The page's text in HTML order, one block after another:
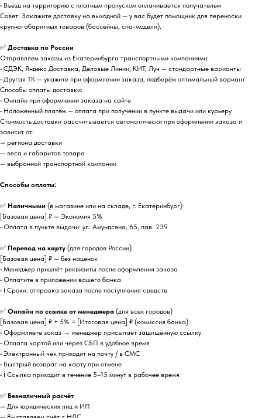
• Въезд на территорию с платным пропуском оплачивается получателем
Совет: Закажите доставку на выходной — у вас будет помощник для переноски
крупногабаритных товаров (бассейны, спа-модели).
✅ Доставка по России
Отправляем заказы из Екатеринбурга транспортными компаниями:
• СДЭК, Яндекс Доставка, Деловые Линии, КИТ, Луч — стандартные варианты
• Другая ТК — укажите при оформлении заказа, подберём оптимальный вариант
Способы оплаты доставки:
• Онлайн при оформлении заказа на сайте
• Наложенный платёж — оплата при получении в пункте выдачи или курьеру
Стоимость доставки рассчитывается автоматически при оформлении заказа и
зависит от:
— региона доставки
— веса и габаритов товара
— выбранной транспортной компании
Способы оплаты:
✅ Наличными (в магазине или на складе, г. Екатеринбург)
[Базовая цена] ₽ — Экономия 5%
• Оплата в пункте выдачи: ул. Амундсена, 65, пав. 239
✅ Перевод на карту (для городов России)
[Базовая цена] ₽ — без наценок
• Менеджер пришлёт реквизиты после оформления заказа
• Оплатите в приложении вашего банка
• ℹ️ Сроки: отправка заказа после поступления средств
✅ Онлайн по ссылке от менеджера (для всех городов)
[Базовая цена] ₽ + 5% = [Итоговая цена] ₽ (комиссия банка)
• Оформляете заказ → менеджер присылает защищённую ссылку
• Оплата картой или через СБП в удобное время
• Электронный чек приходит на почту / в СМС
• Быстрый возврат на карту при отмене
• ℹ️ Ссылка приходит в течение 5–15 минут в рабочее время
✅ Безналичный расчёт
— Для юридических лиц и ИП